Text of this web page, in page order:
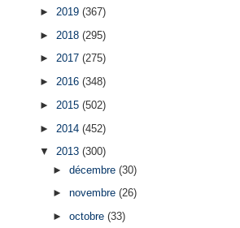
► 2019(367)
► 2018(295)
►2017(275)
►2016(348)
► 2015(502)
► 2014(452)
▼2013(300)
► décembre (30)
► novembre (26)
► octobre (33)